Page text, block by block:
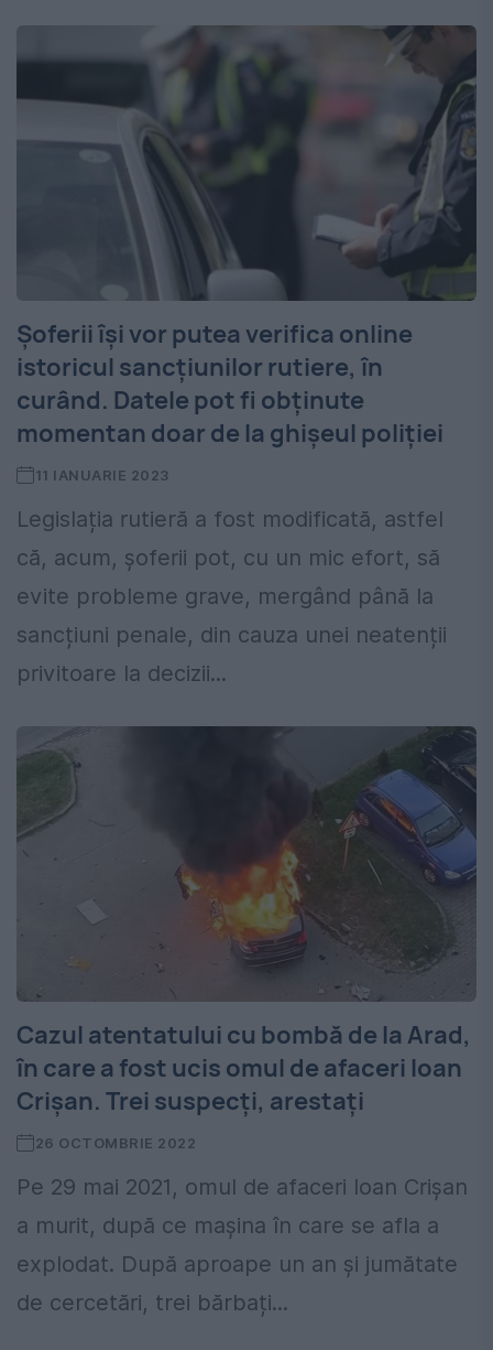
Șoferii își vor putea verifica online
istoricul sancțiunilor rutiere, în
curând. Datele pot fi obținute
momentan doar de la ghișeul poliției
11 IANUARIE 2023
Legislația rutieră a fost modificată, astfel
că, acum, șoferii pot, cu un mic efort, să
evite probleme grave, mergând până la
sancțiuni penale, din cauza unei neatenții
privitoare la decizii...
Cazul atentatului cu bombă de la Arad,
în care a fost ucis omul de afaceri Ioan
Crișan. Trei suspecți, arestați
26 OCTOMBRIE 2022
Pe 29 mai 2021, omul de afaceri Ioan Crişan
a murit, după ce maşina în care se afla a
explodat. După aproape un an și jumătate
de cercetări, trei bărbați...